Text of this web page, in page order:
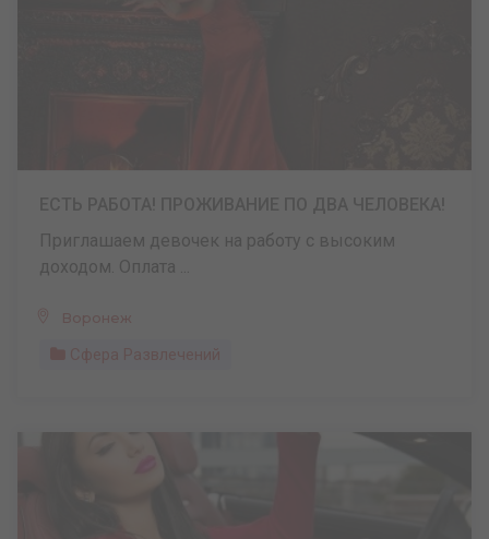
Приглашаем девочек на работу с высоким
доходом. Оплата ...
Воронеж
Сфера Развлечений